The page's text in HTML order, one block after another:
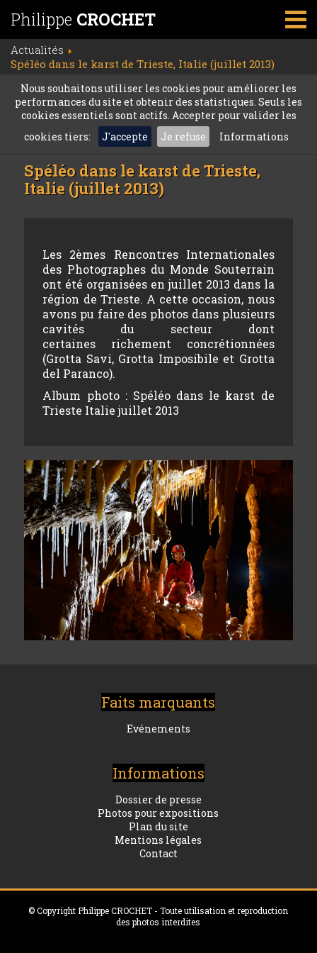
Philippe CROCHET
Actualités
Spéléo dans le karst de Trieste, Italie (juillet 2013)
Nous souhaitons utiliser les cookies pour améliorer les
performances du site et obtenir des statistiques. Seuls les
cookies essentiels sont actifs. Accepter pour valider les
cookies tiers:
J'accepte Je refuse Informations
Spéléo dans le karst de Trieste,
Italie (juillet 2013)
Les 2èmes Rencontres Internationales
des Photographes du Monde Souterrain
ont été organisées en juillet 2013 dans la
région de Trieste. A cette occasion, nous
avons pu faire des photos dans plusieurs
cavités du secteur dont
certaines richement concrétionnées
(Grotta Savi, Grotta Imposibile et Grotta
del Paranco).
Album photo : Spéléo dans le karst de
Trieste Italie juillet 2013
Faits marquants
Evénements
Informations
Dossier de presse
Photos pour expositions
Plan du site
Mentions légales
Contact
© Copyright Philippe CROCHET - Toute utilisation et reproduction
des photos interdites